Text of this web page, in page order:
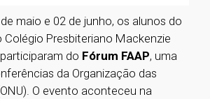
maio e 02 de junho, os alunos do
Colégio Presbiteriano Mackenzie
do Fórum FAAP, uma
da Organização das
O evento aconteceu na